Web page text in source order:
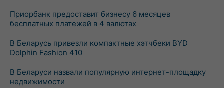
Приорбанк предоставит бизнесу 6 месяцев
бесплатных платежей в 4 валютах
В Беларусь привезли компактные хэтчбеки BYD
Dolphin Fashion 410
В Беларуси назвали популярную интернет-площадку
недвижимости